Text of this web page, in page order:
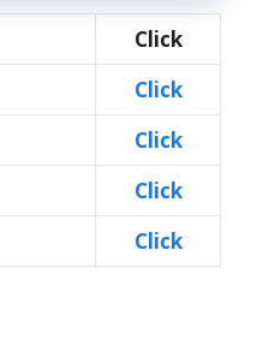
Click
Click
Click
Click
Click